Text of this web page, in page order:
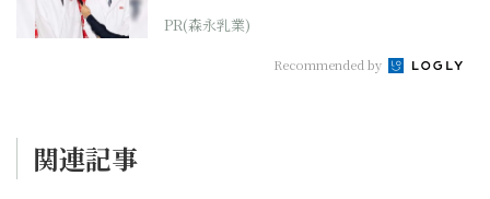
PR(森永乳業)
Recommended by
関連記事